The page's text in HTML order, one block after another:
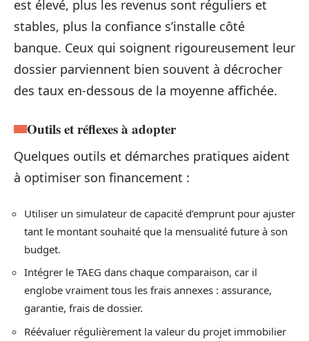
est élevé, plus les revenus sont réguliers et
stables, plus la confiance s’installe côté
banque. Ceux qui soignent rigoureusement leur
dossier parviennent bien souvent à décrocher
des taux en-dessous de la moyenne affichée.
Outils et réflexes à adopter
Quelques outils et démarches pratiques aident
à optimiser son financement :
Utiliser un simulateur de capacité d’emprunt pour ajuster
tant le montant souhaité que la mensualité future à son
budget.
Intégrer le TAEG dans chaque comparaison, car il
englobe vraiment tous les frais annexes : assurance,
garantie, frais de dossier.
Réévaluer régulièrement la valeur du projet immobilier